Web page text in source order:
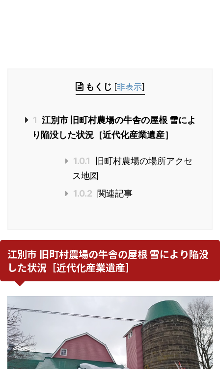
もくじ [非表示]
1 江別市 旧町村農場の牛舎の屋根 雪によ
り陥没した状況［近代化産業遺産］
1.0.1
旧町村農場の場所アクセ
ス地図
1.0.2 関連記事
江別市 旧町村農場の牛舎の屋根 雪により陥没
した状況［近代化産業遺産］